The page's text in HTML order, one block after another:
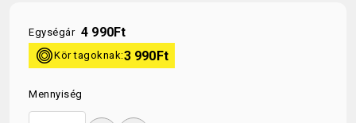
Egységár 4 990Ft
korKör tagoknak:3 990Ft
Mennyiség